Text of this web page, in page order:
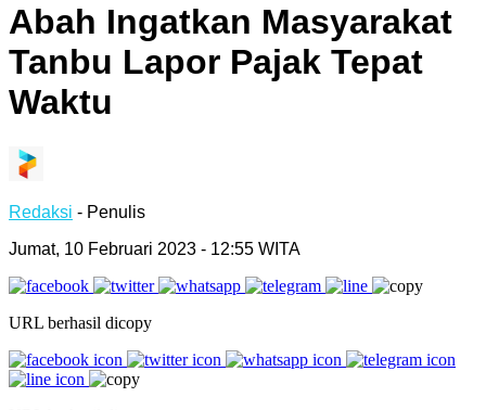
Abah Ingatkan Masyarakat
Tanbu Lapor Pajak Tepat
Waktu
Redaksi - Penulis
Jumat, 10 Februari 2023 - 12:55 WITA
URL berhasil dicopy